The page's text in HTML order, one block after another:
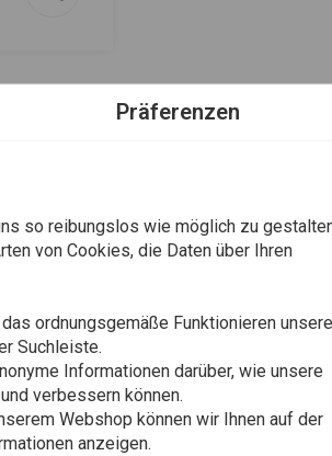
ist im Grunde
komplett mit
Präferenzen
so reibungslos wie möglich zu
von Cookies, die Daten über Ihren
ordnungsgemäße Funktionieren
Suchleiste.
Informationen darüber, wie unsere
verbessern können.
Webshop können wir Ihnen auf der
anzeigen.